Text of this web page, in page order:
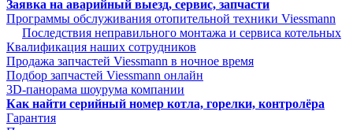
Заявка на аварийный выезд, сервис, запчасти
Программы обслуживания отопительной техники Viessmann
Последствия неправильного монтажа и сервиса котельных
Квалификация наших сотрудников
Продажа запчастей Viessmann в ночное время
Подбор запчастей Viessmann онлайн
3D-панорама шоурума компании
Как найти серийный номер котла, горелки, контролёра
Гарантия